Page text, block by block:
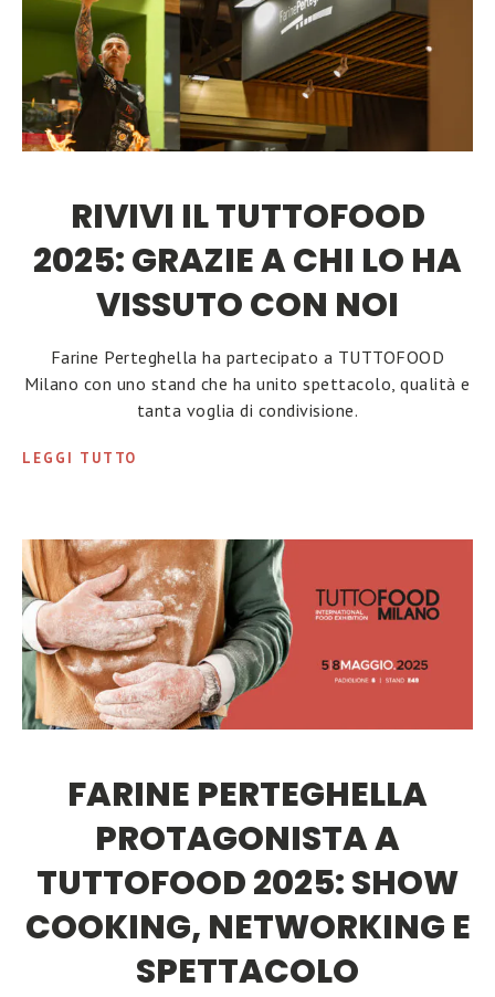
RIVIVI IL TUTTOFOOD
2025: GRAZIE A CHI LO HA
VISSUTO CON NOI
Farine Perteghella ha partecipato a TUTTOFOOD
Milano con uno stand che ha unito spettacolo, qualità e
tanta voglia di condivisione.
LEGGI TUTTO
FARINE PERTEGHELLA
PROTAGONISTA A
TUTTOFOOD 2025: SHOW
COOKING, NETWORKING E
SPETTACOLO